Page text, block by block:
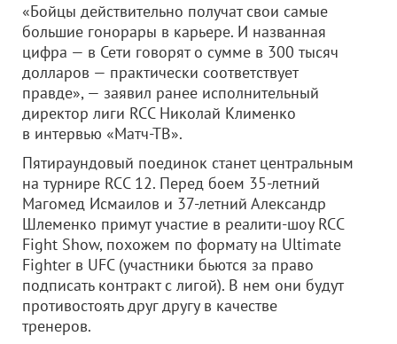
«Бойцы действительно получат свои самые
большие гонорары в карьере. И названная
цифра — в Сети говорят о сумме в 300 тысяч
долларов — практически соответствует
правде», — заявил ранее исполнительный
директор лиги RCC Николай Клименко
в интервью «Матч-ТВ».
Пятираундовый поединок станет центральным
на турнире RCC 12. Перед боем 35-летний
Магомед Исмаилов и 37-летний Александр
Шлеменко примут участие в реалити-шоу RCC
Fight Show, похожем по формату на Ultimate
Fighter в UFC (участники бьются за право
подписать контракт с лигой). В нем они будут
противостоять друг другу в качестве
тренеров.